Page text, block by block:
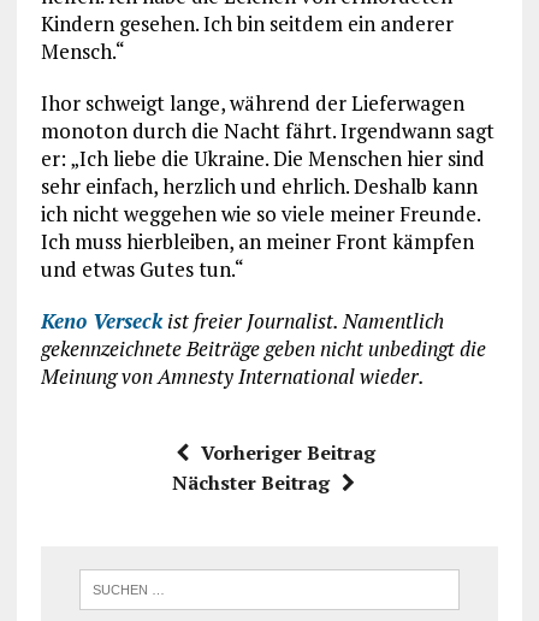
Kindern gesehen. Ich bin seitdem ein anderer
Mensch.“
Ihor schweigt lange, während der ­Lieferwagen
monoton durch die Nacht fährt. Irgendwann sagt
er: „Ich liebe die Ukraine. Die Menschen hier sind
sehr einfach, herzlich und ehrlich. Deshalb kann
ich nicht weggehen wie so viele meiner Freunde.
Ich muss hierbleiben, an meiner Front kämpfen
und etwas ­Gutes tun.“
Keno Verseckist freier Journalist. Namentlich
gekennzeichnete Beiträge geben nicht unbedingt die
Meinung von Amnesty International wieder.
Vorheriger Beitrag
Nächster Beitrag